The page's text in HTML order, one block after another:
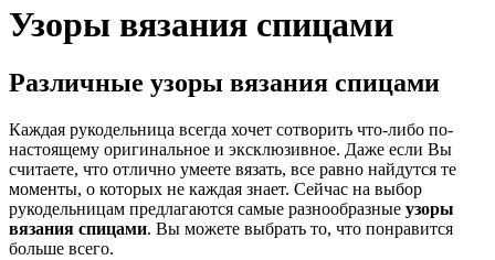
Узоры вязания спицами
Различные узоры вязания спицами
Каждая рукодельница всегда хочет сотворить что-либо по-
настоящему оригинальное и эксклюзивное. Даже если Вы
считаете, что отлично умеете вязать, все равно найдутся те
моменты, о которых не каждая знает. Сейчас на выбор
рукодельницам предлагаются самые разнообразные узоры
вязания спицами. Вы можете выбрать то, что понравится
больше всего.